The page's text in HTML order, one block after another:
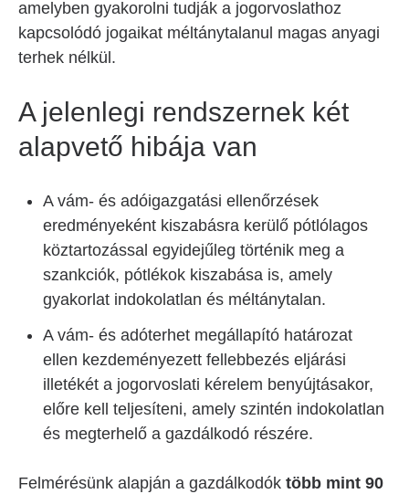
amelyben gyakorolni tudják a jogorvoslathoz
kapcsolódó jogaikat méltánytalanul magas anyagi
terhek nélkül.
A jelenlegi rendszernek két
alapvető hibája van
A vám- és adóigazgatási ellenőrzések
eredményeként kiszabásra kerülő pótlólagos
köztartozással egyidejűleg történik meg a
szankciók, pótlékok kiszabása is, amely
gyakorlat indokolatlan és méltánytalan.
A vám- és adóterhet megállapító határozat
ellen kezdeményezett fellebbezés eljárási
illetékét a jogorvoslati kérelem benyújtásakor,
előre kell teljesíteni, amely szintén indokolatlan
és megterhelő a gazdálkodó részére.
Felmérésünk alapján a gazdálkodók több mint 90